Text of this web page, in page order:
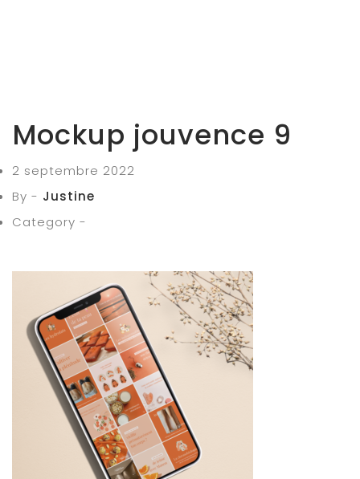
Mockup jouvence 9
2 septembre 2022
By - Justine
Category -